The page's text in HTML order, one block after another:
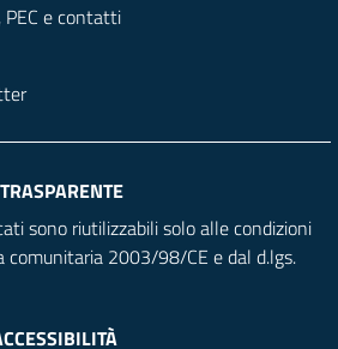
PEC e contatti
sono riutilizzabili solo alle condizioni
2003/98/CE e dal d.lgs.